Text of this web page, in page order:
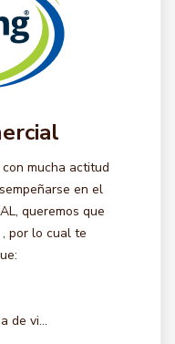
mucha actitud
en el
queremos que
por lo cual te
de vi...